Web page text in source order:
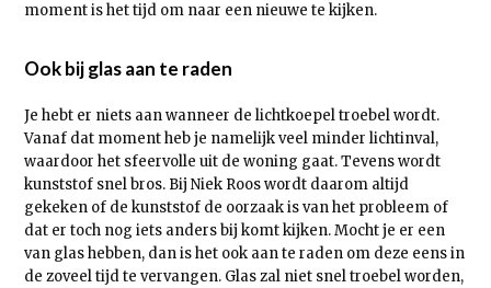
moment is het tijd om naar een nieuwe te kijken.
Ook bij glas aan te raden
Je hebt er niets aan wanneer de lichtkoepel troebel wordt.
Vanaf dat moment heb je namelijk veel minder lichtinval,
waardoor het sfeervolle uit de woning gaat. Tevens wordt
kunststof snel bros. Bij Niek Roos wordt daarom altijd
gekeken of de kunststof de oorzaak is van het probleem of
dat er toch nog iets anders bij komt kijken. Mocht je er een
van glas hebben, dan is het ook aan te raden om deze eens in
de zoveel tijd te vervangen. Glas zal niet snel troebel worden,